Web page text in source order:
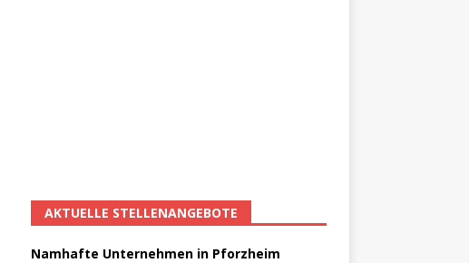
AKTUELLE STELLENANGEBOTE
Namhafte Unternehmen in Pforzheim